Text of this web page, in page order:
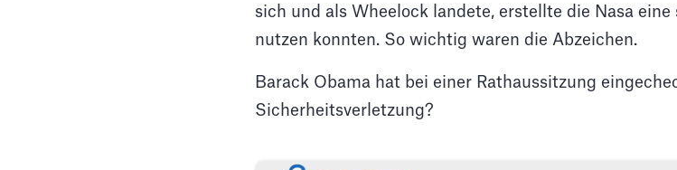
sich und als Wheelock landete, erstellte die Nasa
nutzen konnten. So wichtig waren die Abzeichen.
Barack Obama hat bei einer Rathaussitzung
Sicherheitsverletzung?